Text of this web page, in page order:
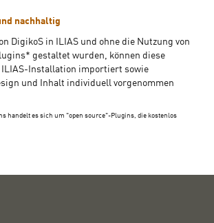
nachhaltig
DigikoS in ILIAS und ohne die Nutzung von
gestaltet wurden, können diese
ILIAS-Installation importiert sowie
und Inhalt individuell vorgenommen
handelt es sich um "open source"-Plugins, die kostenlos